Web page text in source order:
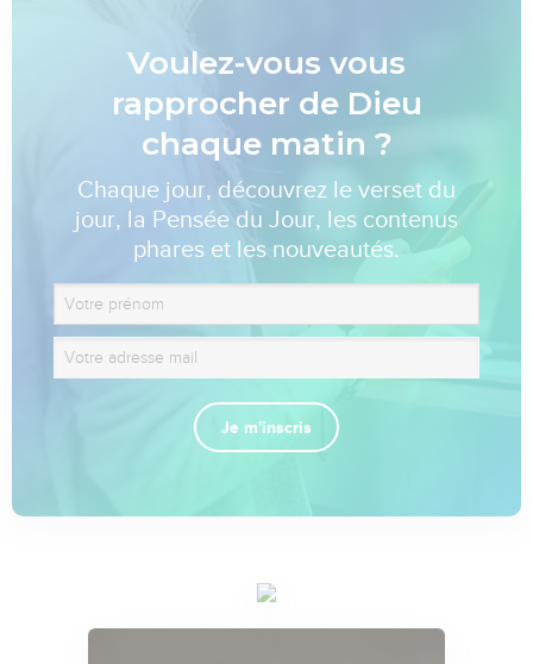
Voulez-vous vous
rapprocher de Dieu
chaque matin ?
Chaque jour, découvrez le verset du
jour, la Pensée du Jour, les contenus
phares et les nouveautés.
Je m'inscris